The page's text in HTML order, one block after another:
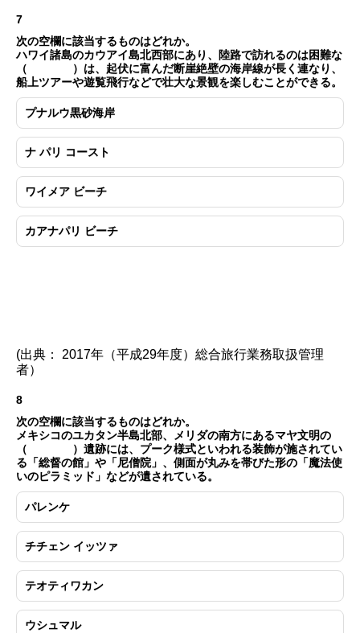
7
次の空欄に該当するものはどれか。
ハワイ諸島のカウアイ島北西部にあり、陸路で訪れるのは困難な
（ ）は、起伏に富んだ断崖絶壁の海岸線が長く連なり、
船上ツアーや遊覧飛行などで壮大な景観を楽しむことができる。
プナルウ黒砂海岸
ナ パリ コースト
ワイメア ビーチ
カアナパリ ビーチ
(出典： 2017年（平成29年度）総合旅行業務取扱管理
者）
8
次の空欄に該当するものはどれか。
メキシコのユカタン半島北部、メリダの南方にあるマヤ文明の
（ ）遺跡には、プーク様式といわれる装飾が施されてい
る「総督の館」や「尼僧院」、側面が丸みを帯びた形の「魔法使
いのピラミッド」などが遺されている。
パレンケ
チチェン イッツァ
テオティワカン
ウシュマル